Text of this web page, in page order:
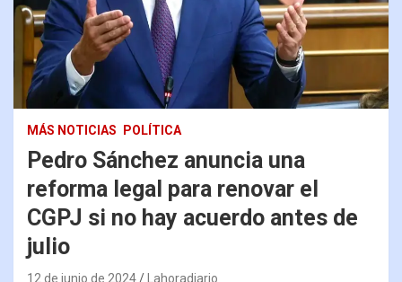
MÁS NOTICIAS POLÍTICA
Pedro Sánchez anuncia una
reforma legal para renovar el
CGPJ si no hay acuerdo antes de
julio
12 de junio de 2024 Lahoradiario